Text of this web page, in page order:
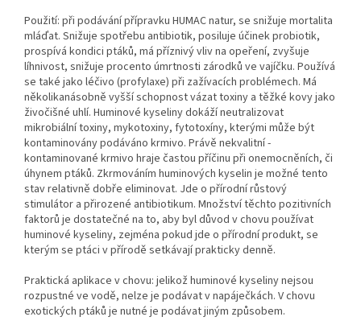
Použití: při podávání přípravku HUMAC natur, se snižuje mortalita
mláďat. Snižuje spotřebu antibiotik, posiluje účinek probiotik,
prospívá kondici ptáků, má příznivý vliv na opeření, zvyšuje
líhnivost, snižuje procento úmrtnosti zárodků ve vajíčku. Používá
se také jako léčivo (profylaxe) při zažívacích problémech. Má
několikanásobně vyšší schopnost vázat toxiny a těžké kovy jako
živočišné uhlí. Huminové kyseliny dokáží neutralizovat
mikrobiální toxiny, mykotoxiny, fytotoxíny, kterými může být
kontaminovány podáváno krmivo. Právě nekvalitní -
kontaminované krmivo hraje častou příčinu při onemocněních, či
úhynem ptáků. Zkrmováním huminových kyselin je možné tento
stav relativně dobře eliminovat. Jde o přírodní růstový
stimulátor a přirozené antibiotikum. Množství těchto pozitivních
faktorů je dostatečné na to, aby byl důvod v chovu používat
huminové kyseliny, zejména pokud jde o přírodní produkt, se
kterým se ptáci v přírodě setkávají prakticky denně.
Praktická aplikace v chovu: jelikož huminové kyseliny nejsou
rozpustné ve vodě, nelze je podávat v napáječkách. V chovu
exotických ptáků je nutné je podávat jiným způsobem.